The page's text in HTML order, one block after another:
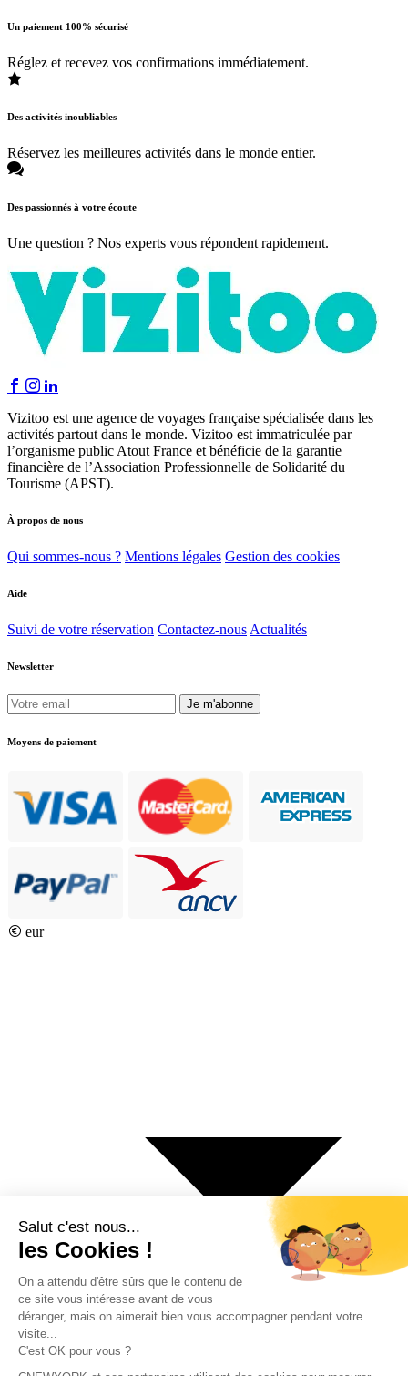
Un paiement 100% sécurisé
Réglez et recevez vos confirmations immédiatement.
Des activités inoubliables
Réservez les meilleures activités dans le monde entier.
Des passionnés à votre écoute
Une question ? Nos experts vous répondent rapidement.
Vizitoo est une agence de voyages française spécialisée dans les
activités partout dans le monde. Vizitoo est immatriculée par
l’organisme public Atout France et bénéficie de la garantie
financière de l’Association Professionnelle de Solidarité du
Tourisme (APST).
À propos de nous
Qui sommes-nous ? Mentions légales Gestion des cookies
Aide
Suivi de votre réservation Contactez-nous Actualités
Newsletter
Je m'abonne
Moyens de paiement
eur
€ Euro